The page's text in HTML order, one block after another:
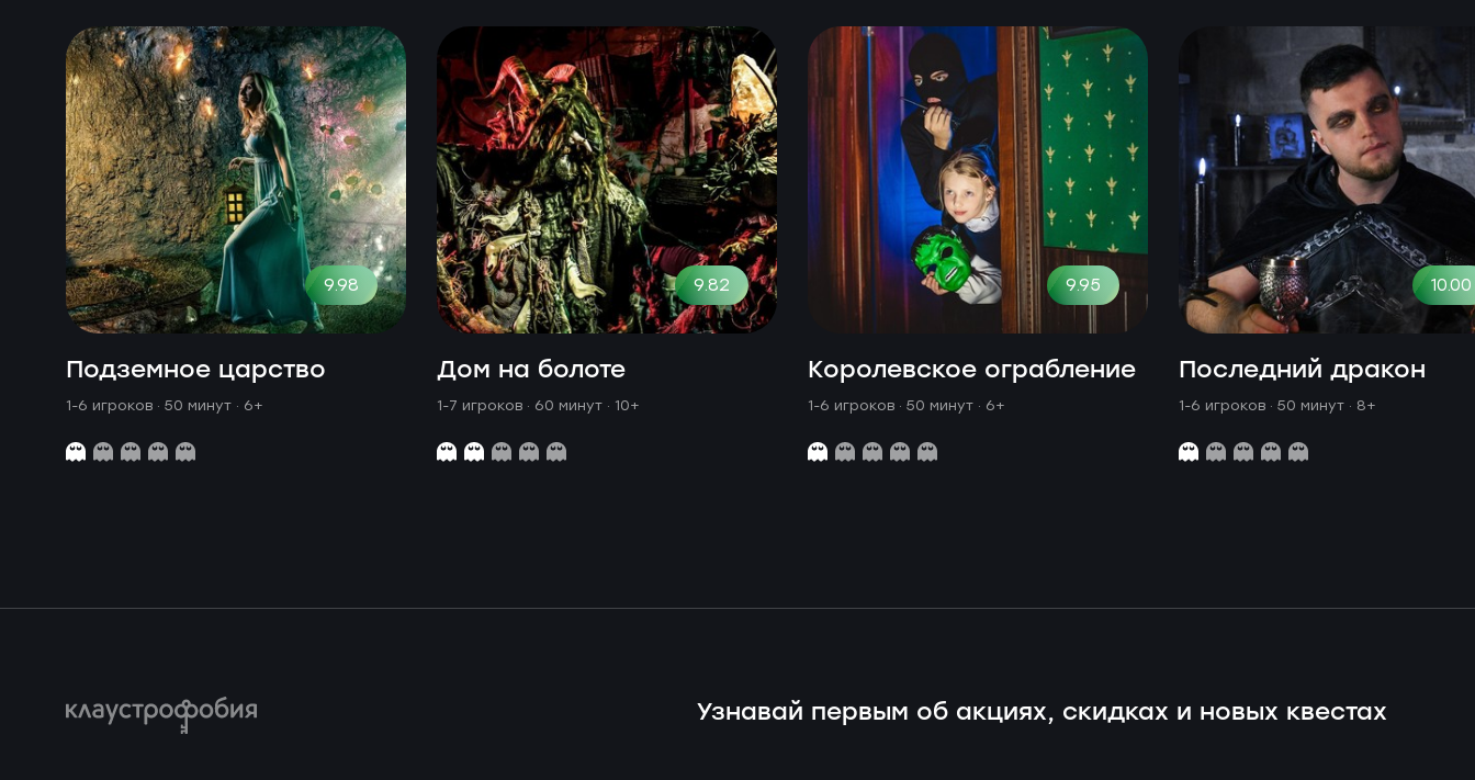
9.98
Подземное царство
1-6 игроков · 50 минут · 6+
9.82
Дом на болоте
1-7 игроков · 60 минут · 10+
9.95
Королевское ограбление
1-6 игроков · 50 минут · 6+
10.00
Последний дракон
1-6 игроков · 50 минут · 8+
Узнавай первым об акциях, скидках и новых квестах